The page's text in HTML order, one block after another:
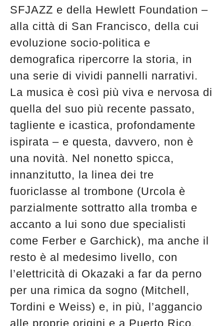
SFJAZZ e della Hewlett Foundation –
alla città di San Francisco, della cui
evoluzione socio-politica e
demografica ripercorre la storia, in
una serie di vividi pannelli narrativi.
La musica è così più viva e nervosa di
quella del suo più recente passato,
tagliente e icastica, profondamente
ispirata – e questa, davvero, non è
una novità. Nel nonetto spicca,
innanzitutto, la linea dei tre
fuoriclasse al trombone (Urcola è
parzialmente sottratto alla tromba e
accanto a lui sono due specialisti
come Ferber e Garchick), ma anche il
resto è al medesimo livello, con
l’elettricità di Okazaki a far da perno
per una rimica da sogno (Mitchell,
Tordini e Weiss) e, in più, l’aggancio
alle proprie origini e a Puerto Rico,